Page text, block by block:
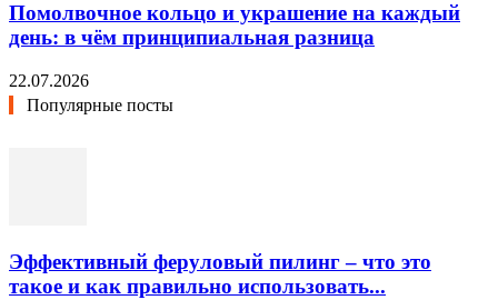
Помолвочное кольцо и украшение на каждый
день: в чём принципиальная разница
22.07.2026
Популярные посты
Эффективный феруловый пилинг – что это
такое и как правильно использовать...